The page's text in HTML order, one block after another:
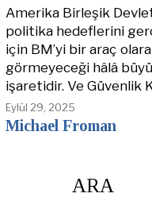
Amerika Birleşik
politika hedeflerini
için BM’yi bir araç
görmeyeceği hâlâ
işaretidir. Ve Güvenlik
Eylül 29, 2025
Michael Froman
ARA